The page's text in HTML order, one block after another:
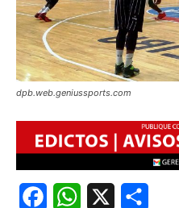
dpb.web.geniussports.com
FacebookWhatsApp